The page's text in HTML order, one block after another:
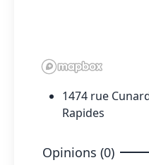
1474 rue
Rapides
Opinions (0)